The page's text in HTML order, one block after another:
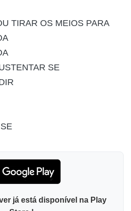
TIRAR OS MEIOS PARA
SE
já está disponível na Play